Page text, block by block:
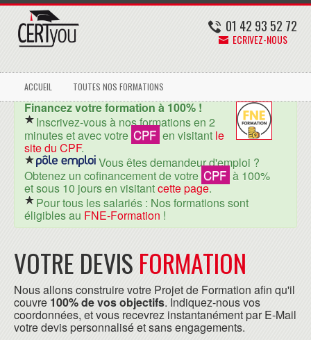
01 42 93 52 72
ECRIVEZ-NOUS
ACCUEIL TOUTES NOS FORMATIONS
Financez votre formation à 100% !
Inscrivez-vous à nos formations en 2
minutes et avec votre CPF en visitant le
site du CPF.
Vous êtes demandeur d'emploi ?
Obtenez un cofinancement de votre CPF à 100%
et sous 10 jours en visitantcette page.
Pour tous les salariés : Nos formations sont
éligibles au FNE-Formation !
VOTRE DEVIS FORMATION
Nous allons construire votre Projet de Formation afin qu'il
couvre 100% de vos objectifs. Indiquez-nous vos
coordonnées, et vous recevrez instantanément par E-Mail
votre devis personnalisé et sans engagements.